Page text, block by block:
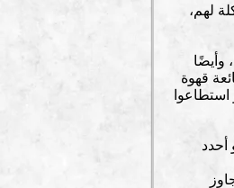
لهم،
وأيضًا
قهوة
لو استطاعوا
أحدد